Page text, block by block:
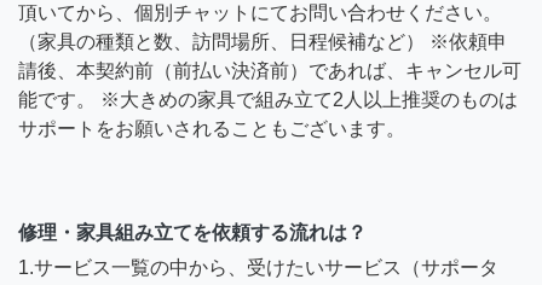
頂いてから、個別チャットにてお問い合わせください。
（家具の種類と数、訪問場所、日程候補など） ※依頼申
請後、本契約前（前払い決済前）であれば、キャンセル可
能です。 ※大きめの家具で組み立て2人以上推奨のものは
サポートをお願いされることもございます。
修理・家具組み立てを依頼する流れは？
1.サービス一覧の中から、受けたいサービス（サポータ